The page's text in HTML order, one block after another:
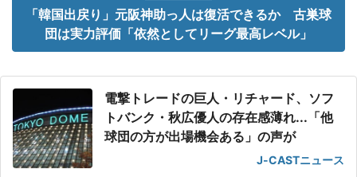
「韓国出戻り」元阪神助っ人は復活できるか 古巣球
団は実力評価「依然としてリーグ最高レベル」
電撃トレードの巨人・リチャード、ソフ
トバンク・秋広優人の存在感薄れ...「他
球団の方が出場機会ある」の声が
J-CASTニュース